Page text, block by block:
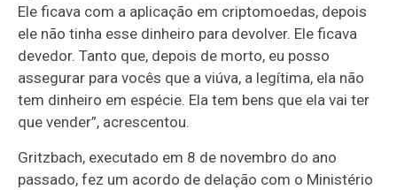
Ele ficava com a aplicação em criptomoedas, depois
ele não tinha esse dinheiro para devolver. Ele ficava
devedor. Tanto que, depois de morto, eu posso
assegurar para vocês que a viúva, a legítima, ela não
tem dinheiro em espécie. Ela tem bens que ela vai ter
que vender”, acrescentou.
Gritzbach, executado em 8 de novembro do ano
passado, fez um acordo de delação com o Ministério